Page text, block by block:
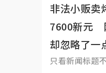
非法小贩卖
7600新元
却忽略了一
只看新闻标题